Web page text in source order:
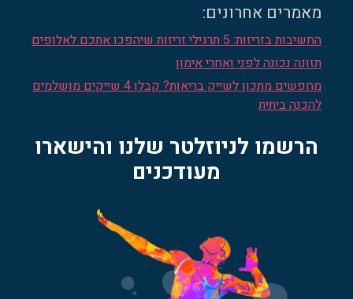
מאמרים אחרונים:
החשיבות בזריזות: 5 תרגילי זריזות שיהפכו אתכם לאלופים
תזונה נכונה לפני ואחרי אימון
מחפשים מתכון לשייק בריאות? קבלו 4 שייקים מושלמים
להכנה ביתית
הרשמו לניוזלטר שלנו והישארו
מעודכנים